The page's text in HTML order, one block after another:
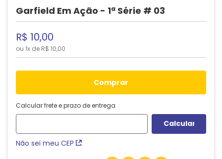
Garfield Em Ação - 1ª Série # 03
R$ 10,00
ou 1x de R$ 10,00
comprar
Calcular frete e prazo de entrega
Não sei meu CEP